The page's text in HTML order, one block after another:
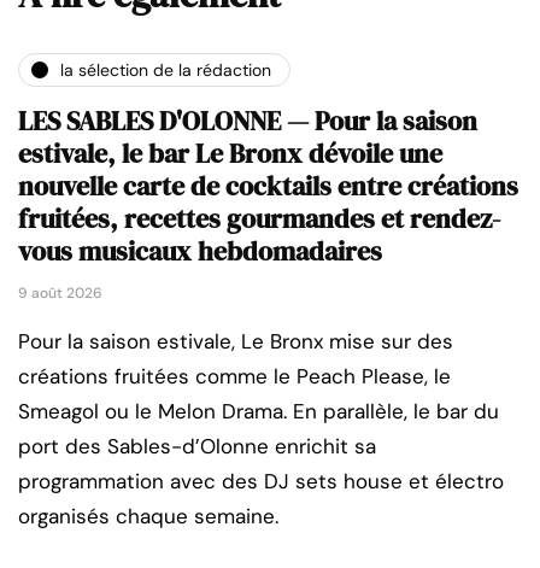
la sélection de la rédaction
LES SABLES D'OLONNE — Pour la saison
estivale, le bar Le Bronx dévoile une
nouvelle carte de cocktails entre créations
fruitées, recettes gourmandes et rendez-
vous musicaux hebdomadaires
9 août 2026
Pour la saison estivale, Le Bronx mise sur des
créations fruitées comme le Peach Please, le
Smeagol ou le Melon Drama. En parallèle, le bar du
port des Sables-d’Olonne enrichit sa
programmation avec des DJ sets house et électro
organisés chaque semaine.